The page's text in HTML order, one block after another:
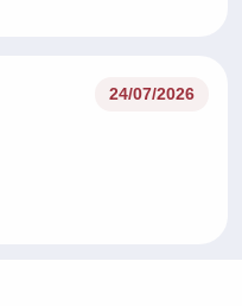
24/07/2026